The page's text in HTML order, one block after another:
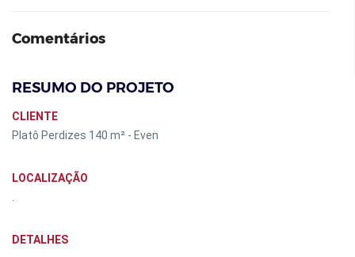
Comentários
RESUMO DO PROJETO
CLIENTE
Platô Perdizes 140 m² - Even
LOCALIZAÇÃO
DETALHES